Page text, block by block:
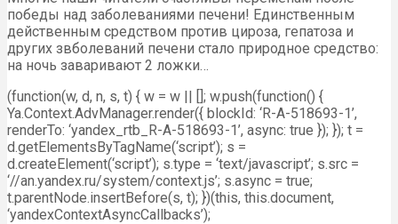
победы над заболеваниями печени! Единственным
действенным средством против цироза, гепатоза и
других звболеваний печени стало природное средство:
на ночь заваривают 2 ложки…
(function(w, d, n, s, t) { w = w || []; w.push(function() {
Ya.Context.AdvManager.render({ blockId: ‘R-A-518693-1’,
renderTo: ‘yandex_rtb_R-A-518693-1’, async: true }); }); t =
d.getElementsByTagName(‘script’); s =
d.createElement(‘script’); s.type = ‘text/javascript’; s.src =
‘//an.yandex.ru/system/context.js’; s.async = true;
t.parentNode.insertBefore(s, t); })(this, this.document,
‘yandexContextAsyncCallbacks’);